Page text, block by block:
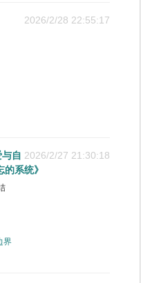
2026/2/28 22:55:17
2026/2/27 21:30:18
自
系统》
界